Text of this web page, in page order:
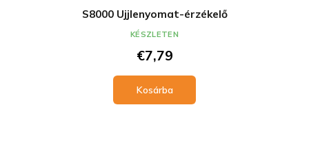
S8000 Ujjlenyomat-érzékelő
€7,79
Kosárba
KÉSZLETEN